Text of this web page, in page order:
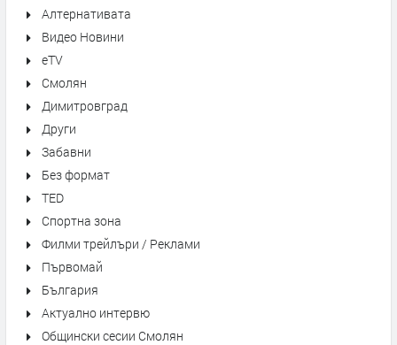
Алтернативата
Видео Новини
eTV
Смолян
Димитровград
Други
Забавни
Без формат
TED
Спортна зона
Филми трейлъри / Реклами
Първомай
България
Актуално интервю
Общински сесии Смолян